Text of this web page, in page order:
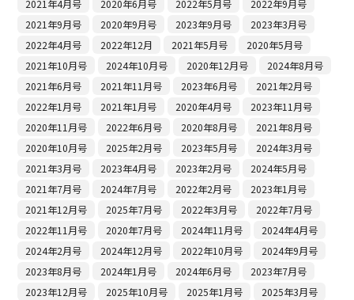
2021年4月号
2020年6月号 2022年5月号
2022年9月号
2021年9月号
2020年9月号 2023年9月号
2023年3月号
2022年4月号
2022年12月 2021年5月号
2020年5月号
2021年10月号
2024年10月号 2020年12月号
2024年8月号
2021年6月号
2021年11月号 2023年6月号
2021年2月号
2022年1月号
2021年1月号 2020年4月号
2023年11月号
2020年11月号
2022年6月号 2020年8月号
2021年8月号
2020年10月号
2025年2月号 2023年5月号
2024年3月号
2021年3月号
2023年4月号 2023年2月号
2024年5月号
2021年7月号
2024年7月号 2022年2月号
2023年1月号
2021年12月号
2025年7月号 2022年3月号
2022年7月号
2022年11月号
2020年7月号 2024年11月号
2024年4月号
2024年2月号
2024年12月号 2022年10月号
2024年9月号
2023年8月号
2024年1月号 2024年6月号
2023年7月号
2023年12月号
2025年10月号 2025年1月号
2025年3月号